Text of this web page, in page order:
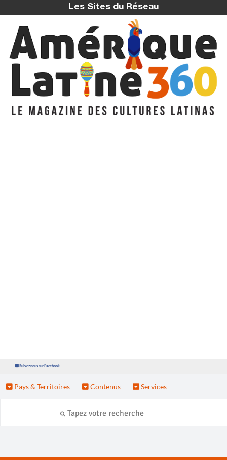
Les Sites du Réseau
Suivez nous sur Facebook
Pays & Territoires Contenus Services